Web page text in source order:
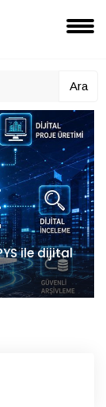
Ara
ile dijital